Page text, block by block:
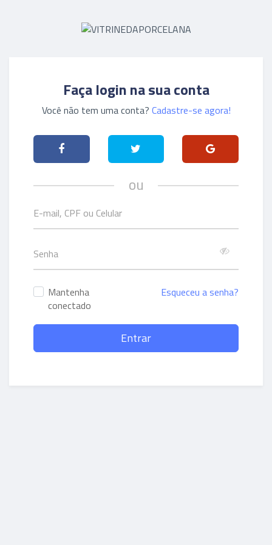
Faça login na sua conta
Você não tem uma conta? Cadastre-se agora!
ou
Mantenha
conectado
Esqueceu a senha?
Entrar